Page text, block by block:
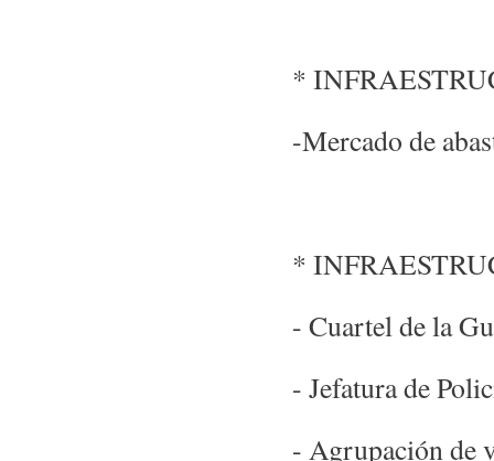
*
-Mercado de
*
- Cuartel de la
- Jefatura de
- Agrupación de